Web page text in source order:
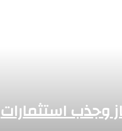
وجذب استثمارات